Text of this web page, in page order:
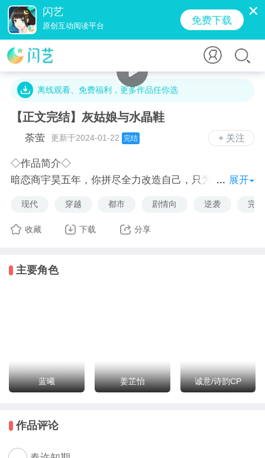
闪艺
原创互动阅读平台 免费下载
17.9万字 · 1.6万人气 · 297.0M · 7.2万贡献值
离线观看、免费福利，更多作品任你选
【正文完结】灰姑娘与水晶鞋
+ 关注
荼萤 更新于2024-01-22 完结
◇作品简介◇
暗恋商宇昊五年，你拼尽全力改造自己，只为了离他近
的女友却突然出现在了你面前：
都将属于你。”
◇素材授权◇
尾道长/珊瑚/Lsiro/九个铜板掰开花/伏暮/冰刀君/Seans/
展开
现代 穿越 都市 剧情向 逆袭 完结
收藏 下载 分享
主要角色
蓝曦 姜芷怡 诚意/诗韵CP
作品评论